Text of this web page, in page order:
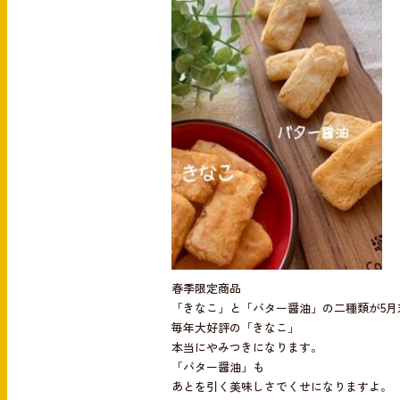
e
b
o
o
k
e
春季限定商品
「きなこ」と「バター醤油」の二種類が5
毎年大好評の「きなこ」
本当にやみつきになります。
「バター醤油」も
あとを引く美味しさでくせになりますよ。